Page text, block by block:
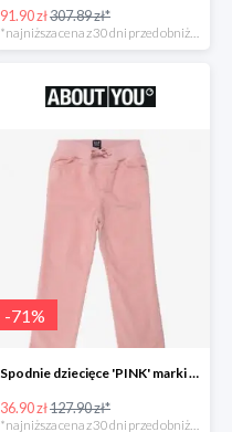
91.90 zł307.89 zł*
*najniższa cena z 30 dni przed obniżką
-71%
Spodnie dziecięce 'PINK' marki GAP -71%
36.90 zł127.90 zł*